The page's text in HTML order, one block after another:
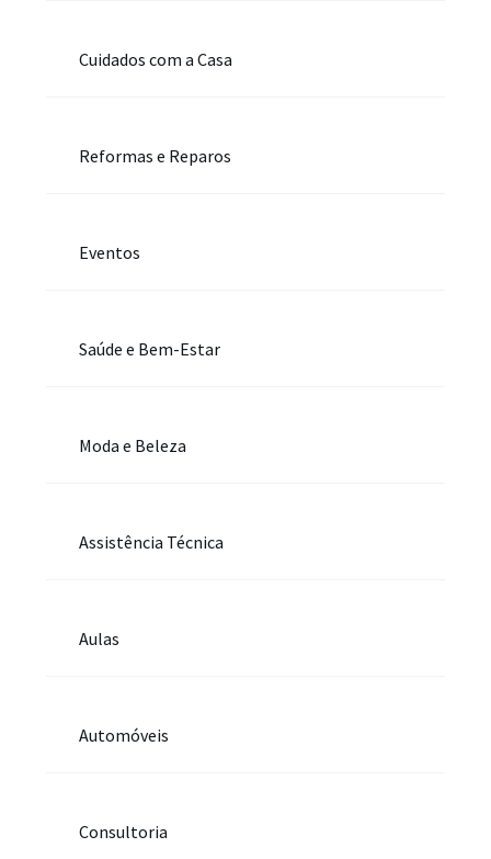
Cuidados com a Casa
Reformas e Reparos
Eventos
Saúde e Bem-Estar
Moda e Beleza
Assistência Técnica
Aulas
Automóveis
Consultoria